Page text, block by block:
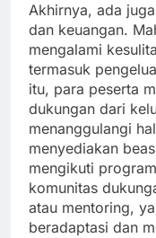
Akhirnya, ada
dan keuangan.
mengalami
termasuk
itu, para peserta
dukungan dari
menanggulangi
menyediakan
mengikuti
komunitas
atau mentoring,
beradaptasi dan